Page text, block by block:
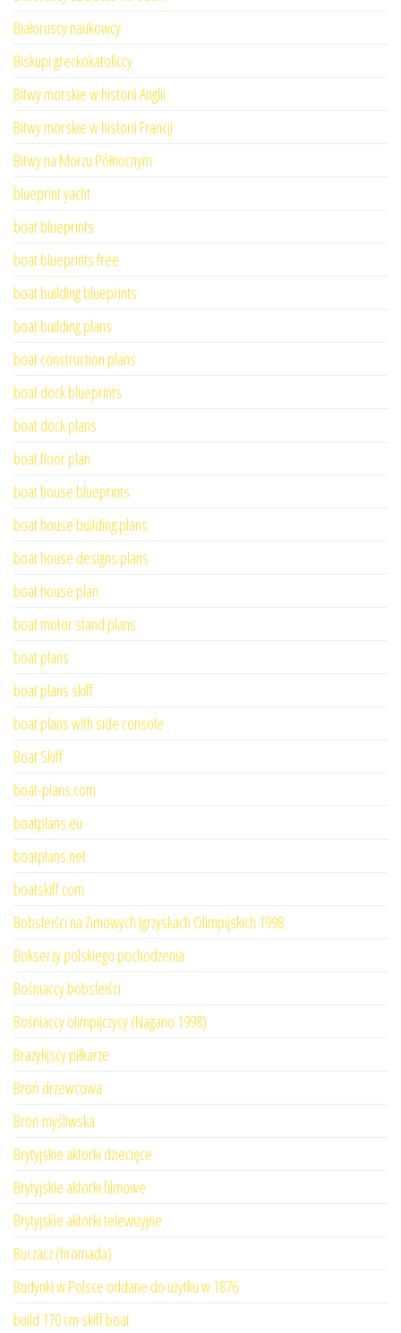
Białoruscy naukowcy
Biskupi greckokatoliccy
Bitwy morskie w historii Anglii
Bitwy morskie w historii Francji
Bitwy na Morzu Północnym
blueprint yacht
boat blueprints
boat blueprints free
boat building blueprints
boat building plans
boat construction plans
boat dock blueprints
boat dock plans
boat floor plan
boat house blueprints
boat house building plans
boat house designs plans
boat house plan
boat motor stand plans
boat plans
boat plans skiff
boat plans with side console
Boat Skiff
boat-plans.com
boatplans.eu
boatplans.net
boatskiff.com
Bobsleiści na Zimowych Igrzyskach Olimpijskich 1998
Bokserzy polskiego pochodzenia
Bośniaccy bobsleiści
Bośniaccy olimpijczycy (Nagano 1998)
Brazylijscy piłkarze
Broń drzewcowa
Broń myśliwska
Brytyjskie aktorki dziecięce
Brytyjskie aktorki filmowe
Brytyjskie aktorki telewizyjne
Buczacz (hromada)
Budynki w Polsce oddane do użytku w 1876
build 170 cm skiff boat